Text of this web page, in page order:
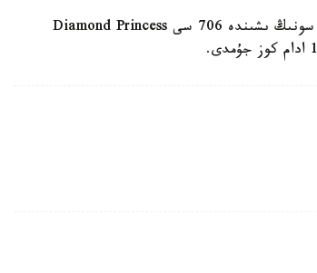
قازىرگى ۋاقىتتا جاپونيادا مىڭداعان ادام كوروناۆيرۋسقا شالدىققان، سونىڭ ىشىندە 706 سى Diamond Princess